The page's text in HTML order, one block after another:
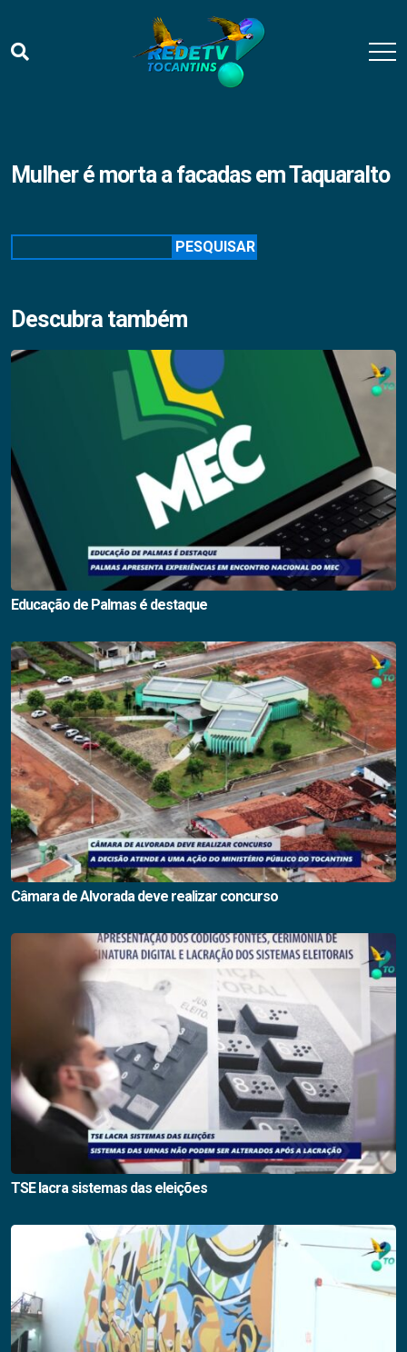
Mulher é morta a facadas em Taquaralto
PESQUISAR
Descubra também
Educação de Palmas é destaque
Câmara de Alvorada deve realizar concurso
TSE lacra sistemas das eleições